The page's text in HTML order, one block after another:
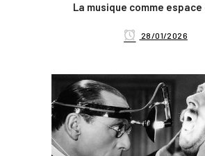
La musique comme espace
28/01/2026